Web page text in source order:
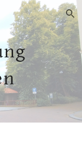
Skip to navigation